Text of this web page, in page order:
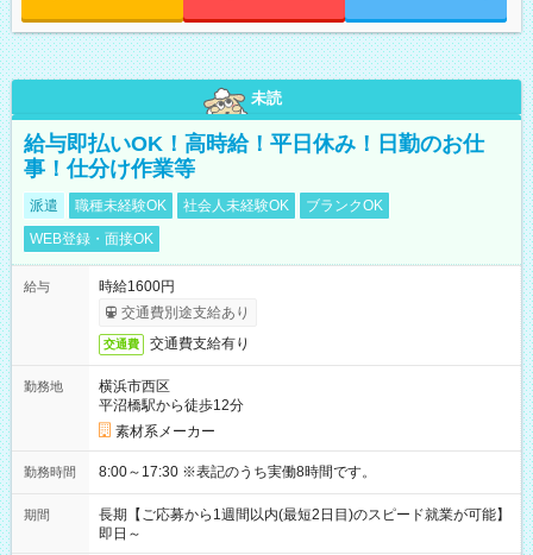
未読
給与即払いOK！高時給！平日休み！日勤のお仕
事！仕分け作業等
派遣 職種未経験OK 社会人未経験OK
ブランクOK
WEB登録・面接OK
給与
時給1600円
交通費別途支給あり
交通費 交通費支給有り
勤務地
横浜市西区
平沼橋駅から徒歩12分
素材系メーカー
勤務時間 8:00～17:30 ※表記のうち実働8時間です。
期間
長期【ご応募から1週間以内(最短2日目)のスピード就業が可能】
即日～